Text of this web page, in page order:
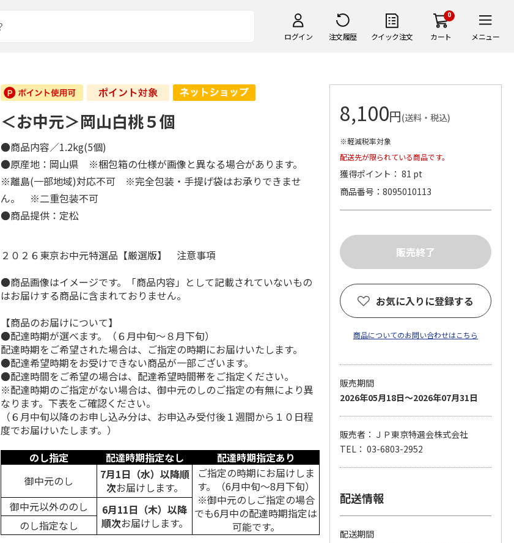
ログイン 注文履歴 クイック注文
0
カート メニュー
＜お中元＞岡山白桃５個
●商品内容／1.2kg(5個)
●原産地：岡山県 ※梱包箱の仕様が画像と異なる場合があります。
※離島(一部地域)対応不可 ※完全包装・手提げ袋はお承りできませ
ん。 ※二重包装不可
●商品提供：定松
２０２６東京お中元特選品【厳選版】 注意事項
●商品画像はイメージです。「商品内容」として記載されていないもの
はお届けする商品に含まれておりません。
【商品のお届けについて】
●配達時期が選べます。（６月中旬～８月下旬）
配達時期をご希望された場合は、ご指定の時期にお届けいたします。
●配達希望時期をお受けできない商品が一部ございます。
●配達時間をご希望の場合は、配達希望時間帯をご指定ください。
※配達時期のご指定がない場合は、御中元のしのご指定の有無により異
なります。下表をご確認ください。
（６月中旬以降のお申し込み分は、お申込み受付後１週間から１０日程
度でお届けいたします。）
のし指定
配達時期指定なし
配達時期指定あり
御中元のし
7月1日（水）以降順
次お届けします。
ご指定の時期にお届けしま
す。（6月中旬～8月下旬）
※御中元のしご指定の場合
でも6月中の配達時期指定は
可能です。
御中元以外ののし
6月11日（木）以降
順次お届けします。
のし指定なし
8,100円(送料・税込)
※軽減税率対象
配送先が限られている商品です。
獲得ポイント： 81 pt
商品番号
8095010113
お気に入りに登録する
商品についてのお問い合わせはこちら
販売期間
2026年05月18日～2026年07月31日
販売者：ＪＰ東京特選会株式会社
TEL： 03-6803-2952
配送情報
配送期間